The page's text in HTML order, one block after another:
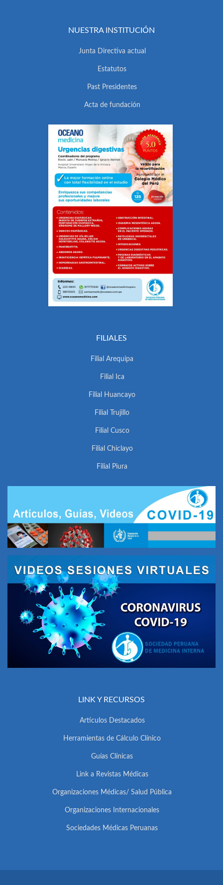
NUESTRA INSTITUCIÓN
Junta Directiva actual
Estatutos
Past Presidentes
Acta de fundación
FILIALES
Filial Arequipa
Filial Ica
Filial Huancayo
Filial Trujillo
Filial Cusco
Filial Chiclayo
Filial Piura
LINK Y RECURSOS
Artículos Destacados
Herramientas de Cálculo Clínico
Guías Clínicas
Link a Revistas Médicas
Organizaciones Médicas/ Salud Pública
Organizaciones Internacionales
Sociedades Médicas Peruanas